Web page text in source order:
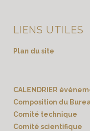
LIENS UTILES
Plan du site
CALENDRIER
Composition du
Comité technique
Comité scientifique